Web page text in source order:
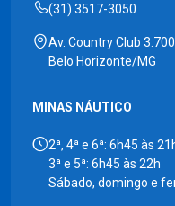
(31) 3517-3050
Av. Country Club
Belo Horizonte/MG
MINAS NÁUTICO
2ª, 4ª e 6ª: 6h45 às
3ª e 5ª: 6h45 às 22h
Sábado, domingo e